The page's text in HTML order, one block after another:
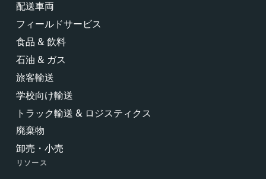
配送車両
フィールドサービス
食品 & 飲料
石油 & ガス
旅客輸送
学校向け輸送
トラック輸送 & ロジスティクス
廃棄物
卸売・小売
リソース